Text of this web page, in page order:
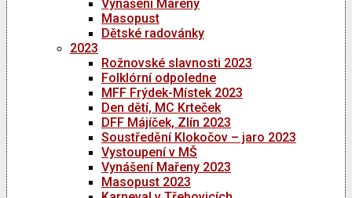
Vynášení Mařeny
Masopust
Dětské radovánky
2023
Rožnovské slavnosti 2023
Folklórní odpoledne
MFF Frýdek-Místek 2023
Den dětí, MC Krteček
DFF Májíček, Zlín 2023
Soustředění Klokočov – jaro 2023
Vystoupení v MŠ
Vynášení Mařeny 2023
Masopust 2023